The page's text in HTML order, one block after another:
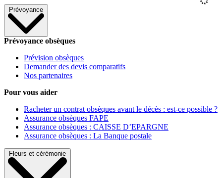
Prévoyance
Prévoyance obsèques
Prévision obsèques
Demander des devis comparatifs
Nos partenaires
Pour vous aider
Racheter un contrat obsèques avant le décès : est-ce possible ?
Assurance obsèques FAPE
Assurance obsèques : CAISSE D’EPARGNE
Assurance obsèques : La Banque postale
Fleurs et cérémonie